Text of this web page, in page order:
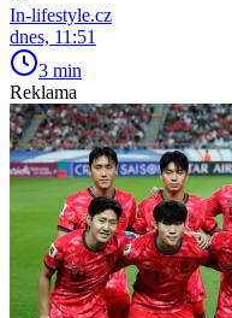
In-lifestyle.cz
dnes, 11:51
3 min
Reklama